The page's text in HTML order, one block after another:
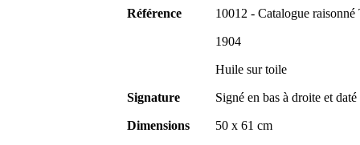
Référence 10012 - Catalogue raisonné
1904
Huile sur toile
Signature Signé en bas à droite et daté
Dimensions 50 x 61 cm